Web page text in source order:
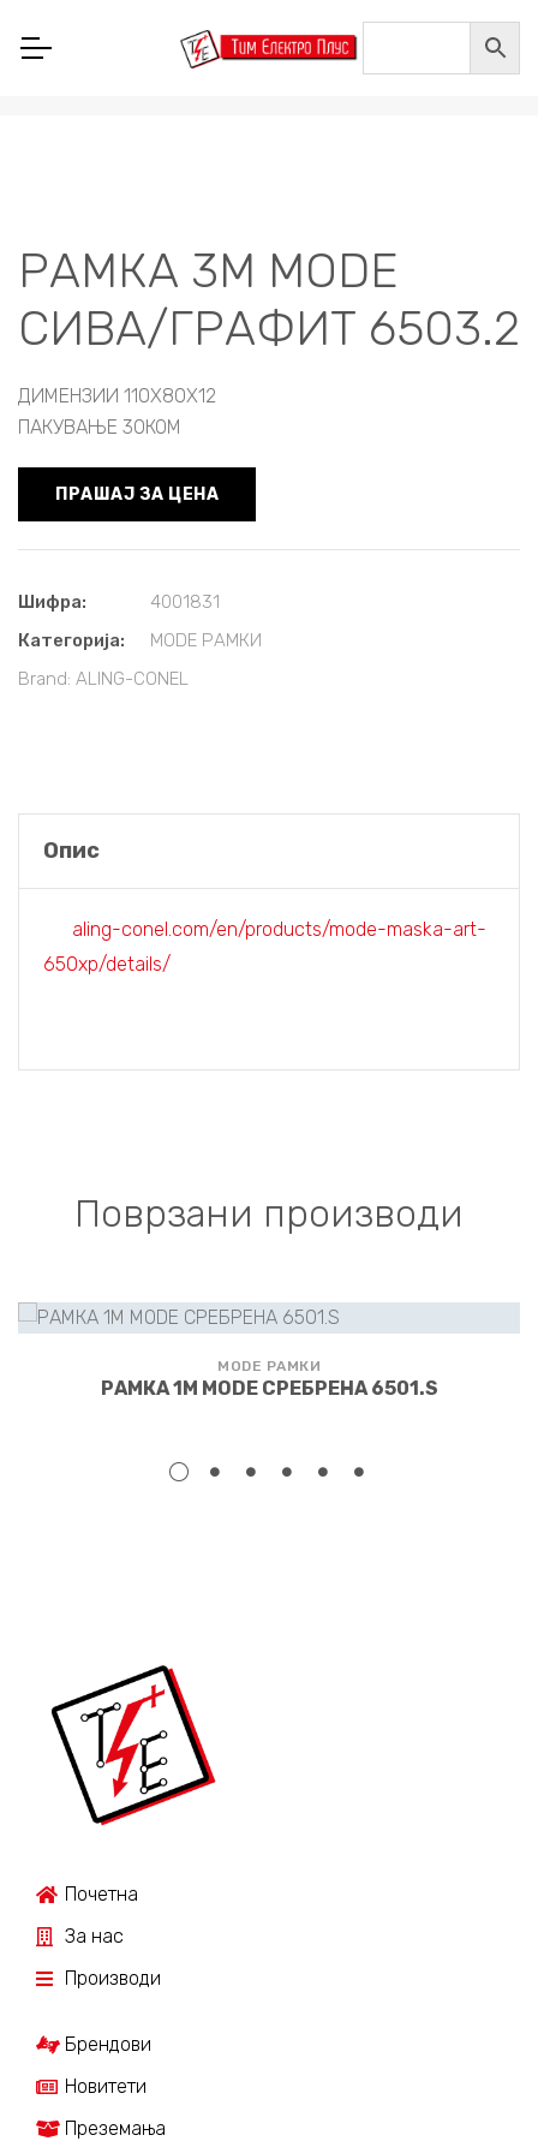
ГАЛАНТЕРИЈА /
МОДУЛАРНИ ПРОГРАМИ
/
MODE БЕЛА БОЈА / MODE РАМКИ
РАМКА 3M MODE
СИВА/ГРАФИТ 6503.2
ДИМЕНЗИИ 110X80X12
ПАКУВАЊЕ 30КОМ
ПРАШАЈ ЗА ЦЕНА
Шифра:
4001831
Категорија:
MODE РАМКИ
Brand: ALING-CONEL
Опис
aling-conel.com/en/products/mode-maska-art-
650xp/details/
Поврзани производи
MODE РАМКИ
РАМКА 1M MODE СРЕБРЕНА 6501.S
Почетна
За нас
Производи
Брендови
Новитети
Преземања